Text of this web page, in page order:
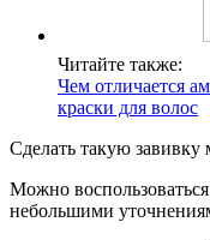
Читайте также:
Чем отличается
краски для волос
Сделать такую
Можно
небольшими